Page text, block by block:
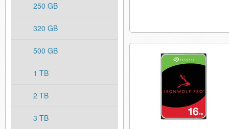
250 GB
320 GB
500 GB
1 TB
2 TB
3 TB